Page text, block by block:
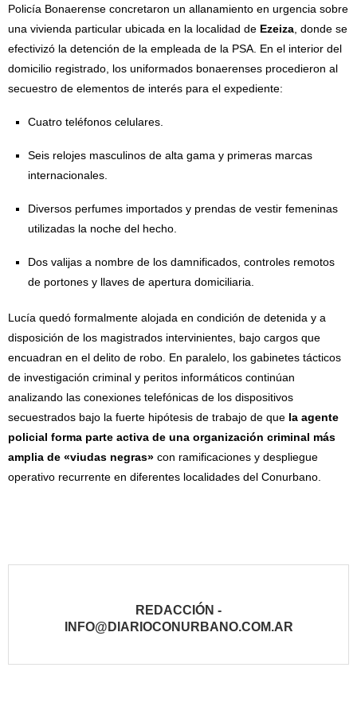
Policía Bonaerense concretaron un allanamiento en urgencia sobre
una vivienda particular ubicada en la localidad de Ezeiza , donde se
efectivizó la detención de la empleada de la PSA. En el interior del
domicilio registrado, los uniformados bonaerenses procedieron al
secuestro de elementos de interés para el expediente:
Cuatro teléfonos celulares.
Seis relojes masculinos de alta gama y primeras marcas
internacionales.
Diversos perfumes importados y prendas de vestir femeninas
utilizadas la noche del hecho.
Dos valijas a nombre de los damnificados, controles remotos
de portones y llaves de apertura domiciliaria.
Lucía quedó formalmente alojada en condición de detenida y a
disposición de los magistrados intervinientes, bajo cargos que
encuadran en el delito de robo. En paralelo, los gabinetes tácticos
de investigación criminal y peritos informáticos continúan
analizando las conexiones telefónicas de los dispositivos
secuestrados bajo la fuerte hipótesis de trabajo de que la agente
policial forma parte activa de una organización criminal más
amplia de «viudas negras» con ramificaciones y despliegue
operativo recurrente en diferentes localidades del Conurbano.
REDACCIÓN -
INFO@DIARIOCONURBANO.COM.AR